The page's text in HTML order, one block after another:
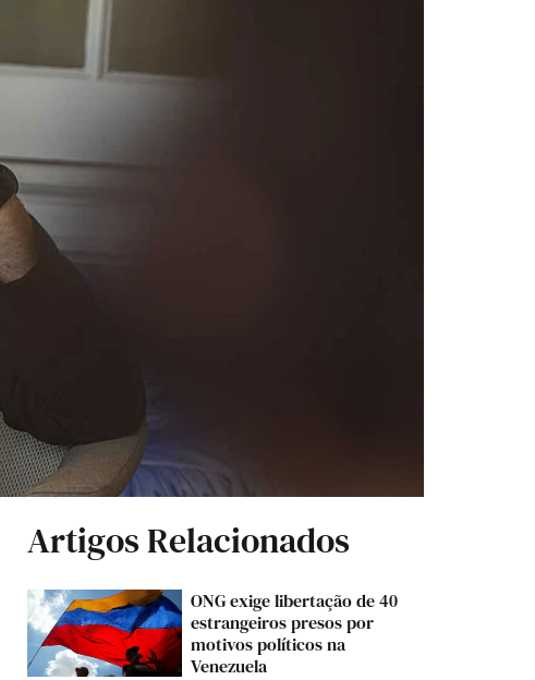
Artigos Relacionados
ONG exige libertação de 40
estrangeiros presos por
motivos políticos na
Venezuela